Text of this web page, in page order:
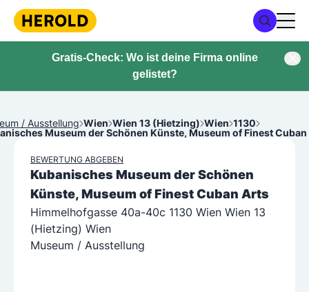
Gratis-Check: Wo ist deine Firma online
gelistet?
/ Ausstellung Wien Wien 13 (Hietzing) Wien 1130
Museum der Schönen Künste, Museum of Finest
BEWERTUNG ABGEBEN
Kubanisches Museum der Schönen
Künste, Museum of Finest Cuban Arts
Himmelhofgasse 40a-40c 1130 Wien Wien 13
(Hietzing) Wien
Museum / Ausstellung